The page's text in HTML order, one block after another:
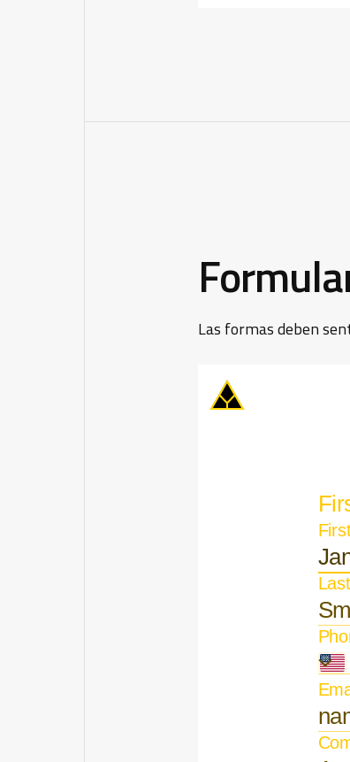
Las formas deben